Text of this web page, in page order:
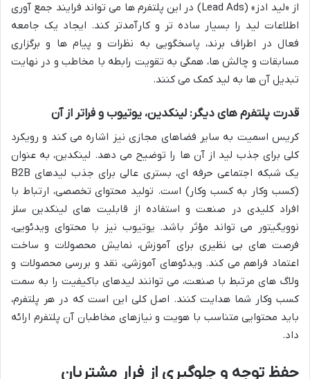
از «لید ادز» (Lead Ads) در این پلتفرم ها می تواند فرایند جمع آوری
اطلاعات لید را بسیار ساده تر و کارآمدتر کند. ایجاد یک جامعه
فعال در اطراف برند، پاسخگویی به نظرات و پیام ها و برگزاری
مسابقات و چالش ها، همگی به تقویت رابطه با مخاطب و در نهایت
تبدیل آن ها به لید کمک می کنند.
قدرت پلتفرم های دیگر: لینکدین، یوتیوب و فراتر از آن
کریس اسمیت به سایر فضاهای مجازی نیز اشاره می کند و رویکرد
کلی برای جذب لید از آن ها را توضیح می دهد. لینکدین، به عنوان
یک شبکه اجتماعی حرفه ای، بستری عالی برای جذب لیدهای B2B
(کسب وکار به کسب وکار) است. تولید محتوای تخصصی، ارتباط با
افراد کلیدی در صنعت و استفاده از قابلیت های لینکدین سلز
نوویگیتور می تواند مؤثر باشد. یوتیوب نیز با محتوای ویدئویی،
فرصت های بی نظیری برای آموزش، نمایش محصولات و ساخت
اعتماد فراهم می کند. ویدئوهای آموزشی، نقد و بررسی محصولات و
ولاگ های مرتبط با صنعت، می توانند لیدهای باکیفیت را به سمت
کسب وکار شما هدایت کنند. اصل کلی این است که در هر پلتفرم،
باید محتوایی متناسب با هویت و نیازهای مخاطبان آن پلتفرم ارائه
داد.
حفظ توجه و جلوگیری از فرار مشتریان